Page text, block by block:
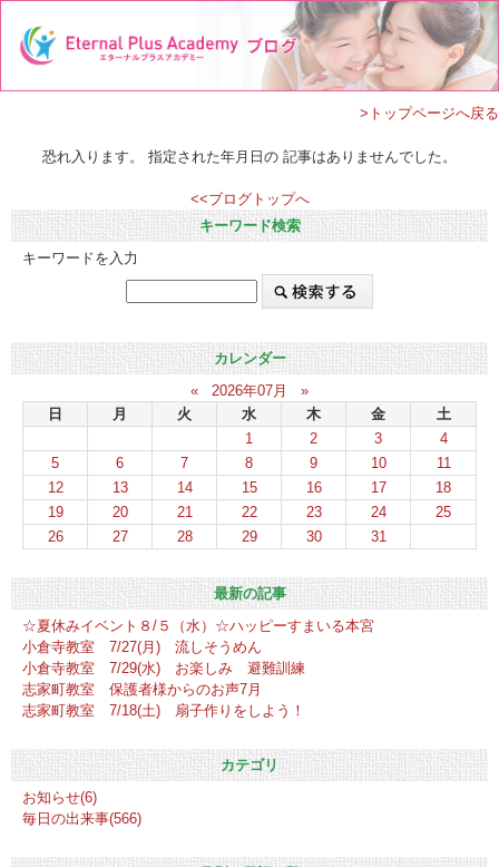
>トップページへ戻る
恐れ入ります。 指定された年月日の 記事はありませんでした。
<<ブログトップへ
キーワード検索
キーワードを入力
カレンダー
«
2026年07月
»
日
月 火 水 木 金
土
1
2 3
4
5
6 7 8 9 10
11
12
13 14 15 16 17
18
19
20 21 22 23 24
25
26
27 28 29 30 31
最新の記事
☆夏休みイベント８/５（水）☆ハッピーすまいる本宮
小倉寺教室 7/27(月) 流しそうめん
小倉寺教室 7/29(水) お楽しみ 避難訓練
志家町教室 保護者様からのお声7月
志家町教室 7/18(土) 扇子作りをしよう！
カテゴリ
お知らせ(6)
毎日の出来事(566)